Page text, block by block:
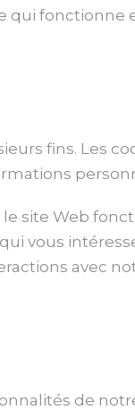
qui fonctionne
fins. Les
site Web
vous
avec
de